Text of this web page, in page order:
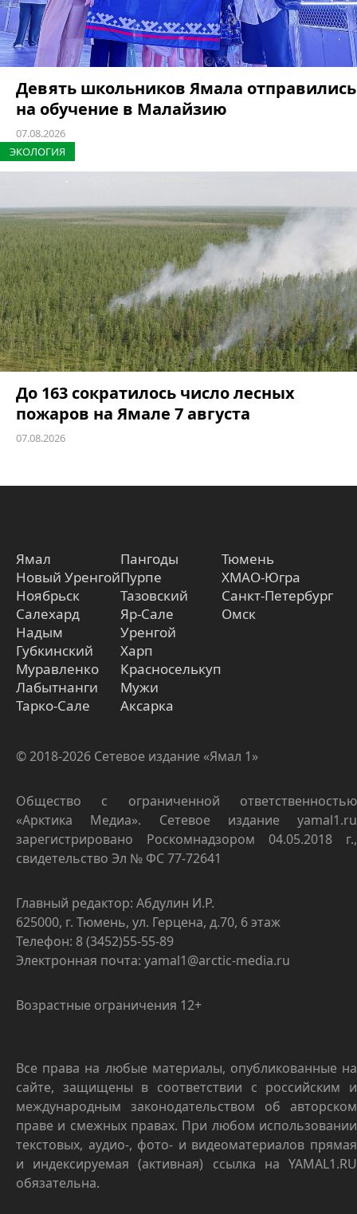
Девять школьников Ямала отправились
на обучение в Малайзию
07.08.2026
ЭКОЛОГИЯ
До 163 сократилось число лесных
пожаров на Ямале 7 августа
07.08.2026
Ямал
Новый Уренгой
Ноябрьск
Салехард
Надым
Губкинский
Муравленко
Лабытнанги
Тарко-Сале
Пангоды
Пурпе
Тазовский
Яр-Сале
Уренгой
Харп
Красноселькуп
Мужи
Аксарка
Тюмень
ХМАО-Югра
Санкт-Петербург
Омск
© 2018-2026 Сетевое издание «Ямал 1»
Общество с ограниченной ответственностью
«Арктика Медиа». Сетевое издание yamal1.ru
зарегистрировано Роскомнадзором 04.05.2018 г.,
свидетельство Эл № ФС 77-72641
Главный редактор: Абдулин И.Р.
625000, г. Тюмень, ул. Герцена, д.70, 6 этаж
Телефон: 8 (3452)55-55-89
Электронная почта: yamal1@arctic-media.ru
Возрастные ограничения 12+
Все права на любые материалы, опубликованные на
сайте, защищены в соответствии с российским и
международным законодательством об авторском
праве и смежных правах. При любом использовании
текстовых, аудио-, фото- и видеоматериалов прямая
и индексируемая (активная) ссылка на YAMAL1.RU
обязательна.